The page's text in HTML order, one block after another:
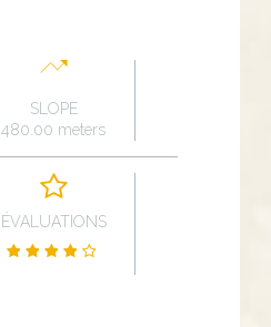
SLOPE
480.00 meters
ÉVALUATIONS